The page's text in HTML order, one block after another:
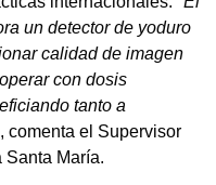
un detector de yoduro
calidad de imagen
con dosis
tanto a
comenta el Supervisor
María.